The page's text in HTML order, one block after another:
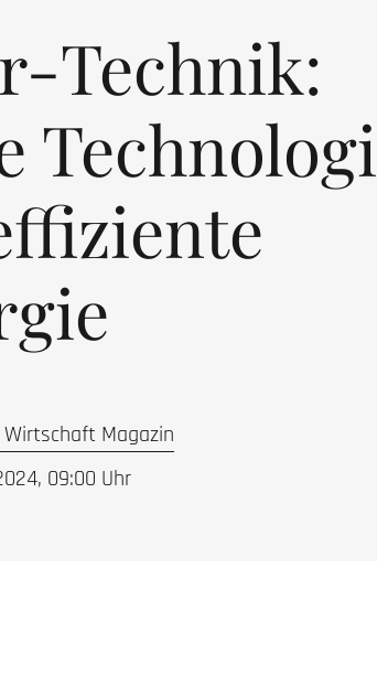
Technik:
Magazin
09:00 Uhr